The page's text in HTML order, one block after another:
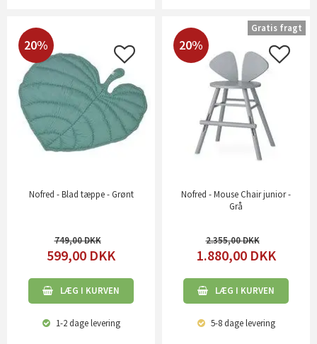
20%
Nofred - Blad tæppe - Grønt
749,00
599,00 DKK
LÆG I KURVEN
1-2 dagelevering
20%
Nofred - Mouse Chair junior -
Grå
2.355,00
1.880,00 DKK
LÆG I KURVEN
5-8 dagelevering
Gratis fragt